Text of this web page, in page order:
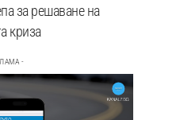
за решаване на
криза
-